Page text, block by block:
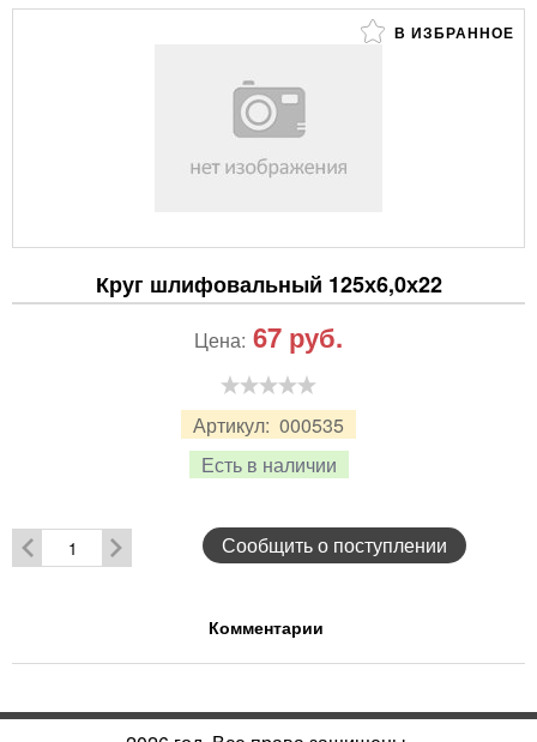
В ИЗБРАННОЕ
Круг шлифовальный 125х6,0х22
Артикул: 000535
Есть в наличии
Цена: 67 руб.
Сообщить о поступлении
Комментарии